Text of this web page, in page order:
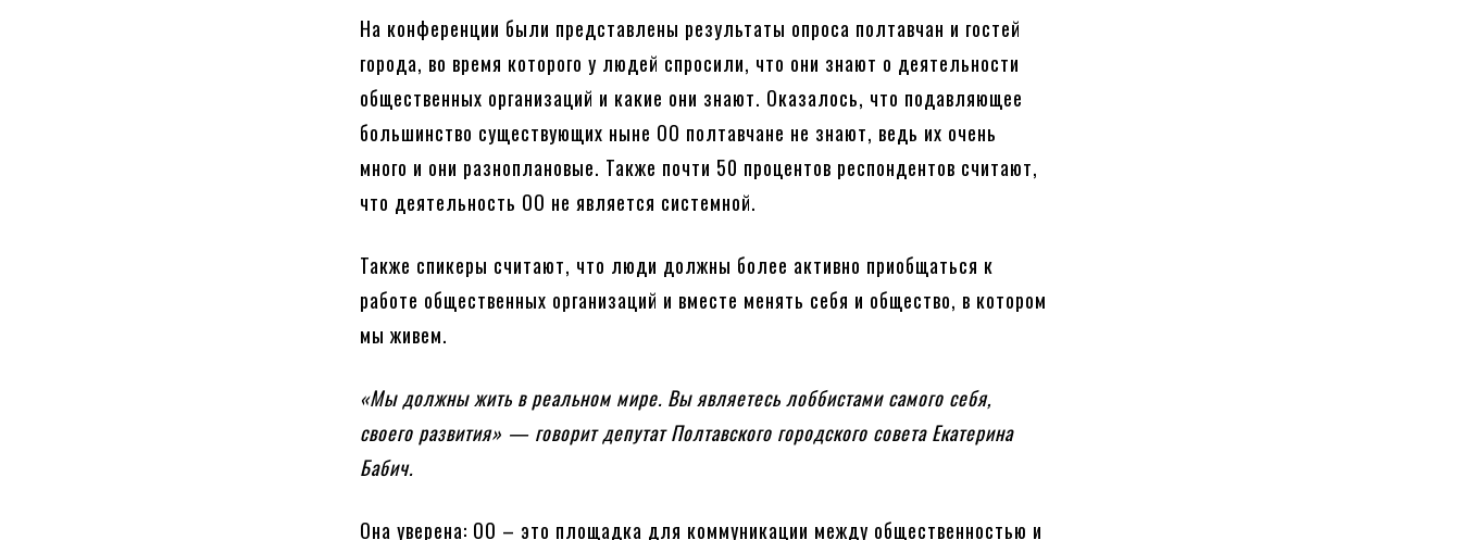
На конференции были представлены результаты опроса полтавчан и гостей
города, во время которого у людей спросили, что они знают о деятельности
общественных организаций и какие они знают. Оказалось, что подавляющее
большинство существующих ныне ОО полтавчане не знают, ведь их очень
много и они разноплановые. Также почти 50 процентов респондентов считают,
что деятельность ОО не является системной.
Также спикеры считают, что люди должны более активно приобщаться к
работе общественных организаций и вместе менять себя и общество, в котором
мы живем.
«Мы должны жить в реальном мире. Вы являетесь лоббистами самого себя,
своего развития» — говорит депутат Полтавского городского совета Екатерина
Бабич.
Она уверена: ОО – это площадка для коммуникации между общественностью и